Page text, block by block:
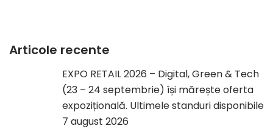
Articole recente
EXPO RETAIL 2026 – Digital, Green & Tech
(23 – 24 septembrie) își mărește oferta
expozițională. Ultimele standuri disponibile
7 august 2026